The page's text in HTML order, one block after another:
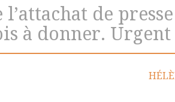
de presse
à donner. Urgent